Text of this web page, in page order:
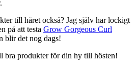
till håret också? Jag själv har lockigt
på att testa Grow Gorgeous Curl
blir det nog dags!
bra produkter för din hy till hösten!